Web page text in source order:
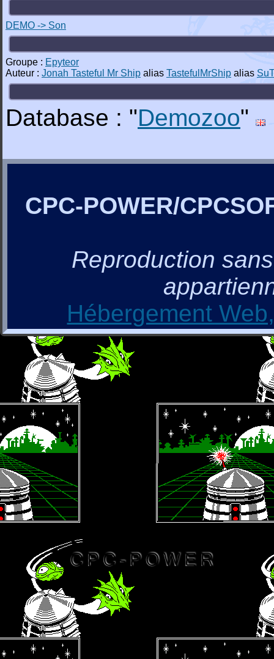
DEMO -> Son
Groupe : Epyteor
Auteur : Jonah Tasteful Mr Ship alias TastefulMrShip alias
Database : "Demozoo"
CPC-POWER/
Reproduction
Hébergement